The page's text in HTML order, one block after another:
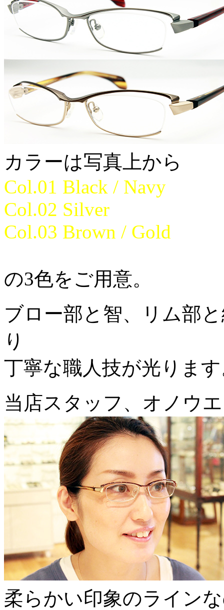
カラーは写真上から
Col.01 Black / Navy
Col.02 Silver
Col.03 Brown / Gold
の3色をご用意。
ブロー部と智、リム部
り
丁寧な職人技が光りま
当店スタッフ、オノウ
柔らかい印象のライン